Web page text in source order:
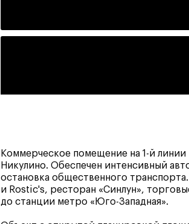
Коммерческое помещение на 1-й
Никулино. Обеспечен интенсивный
остановка общественного
и Rostic's, ресторан «Синлун»,
до станции метро «Юго-Западная».